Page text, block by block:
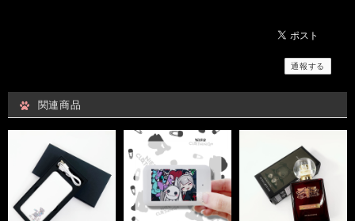
通報する
関連商品